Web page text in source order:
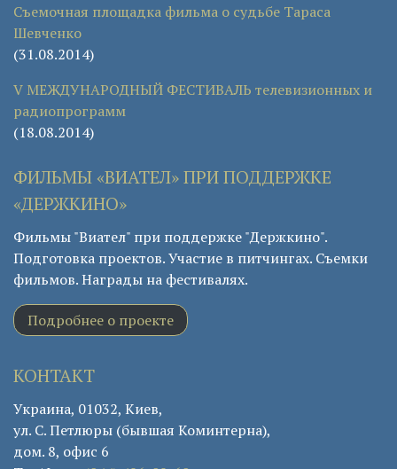
Съемочная площадка фильма о судьбе Тараса
Шевченко
(31.08.2014)
V МЕЖДУНАРОДНЫЙ ФЕСТИВАЛЬ телевизионных и
радиопрограмм
(18.08.2014)
ФИЛЬМЫ «ВИАТЕЛ» ПРИ ПОДДЕРЖКЕ
«ДЕРЖКИНО»
Фильмы "Виател" при поддержке "Держкино".
Подготовка проектов. Участие в питчингах. Съемки
фильмов. Награды на фестивалях.
Подробнее о проекте
КОНТАКТ
Украина, 01032, Киев,
ул. С. Петлюры (бывшая Коминтерна),
дом. 8, офис 6